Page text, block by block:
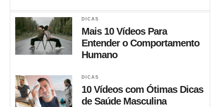
DICAS
Mais 10 Vídeos Para
Entender o Comportamento
Humano
DICAS
10 Vídeos com Ótimas Dicas
de Saúde Masculina